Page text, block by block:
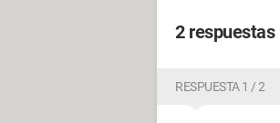
2 respuestas
RESPUESTA 1 / 2